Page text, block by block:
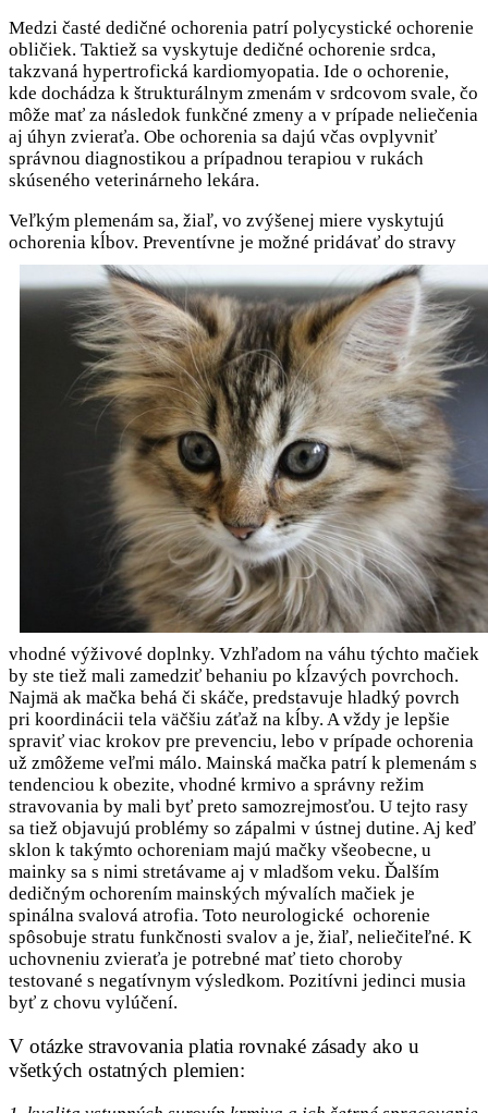
Medzi časté dedičné ochorenia patrí polycystické ochorenie
obličiek. Taktiež sa vyskytuje dedičné ochorenie srdca,
takzvaná hypertrofická kardiomyopatia. Ide o ochorenie,
kde dochádza k štrukturálnym zmenám v srdcovom svale, čo
môže mať za následok funkčné zmeny a v prípade neliečenia
aj úhyn zvieraťa. Obe ochorenia sa dajú včas ovplyvniť
správnou diagnostikou a prípadnou terapiou v rukách
skúseného veterinárneho lekára.
Veľkým plemenám sa, žiaľ, vo zvýšenej miere vyskytujú
ochorenia kĺbov. Preventívne je možné pridávať do stravy
vhodné výživové doplnky. Vzhľadom na váhu týchto mačiek
by ste tiež mali zamedziť behaniu po kĺzavých povrchoch.
Najmä ak mačka behá či skáče, predstavuje hladký povrch
pri koordinácii tela väčšiu záťaž na kĺby. A vždy je lepšie
spraviť viac krokov pre prevenciu, lebo v prípade ochorenia
už zmôžeme veľmi málo. Mainská mačka patrí k plemenám s
tendenciou k obezite, vhodné krmivo a správny režim
stravovania by mali byť preto samozrejmosťou. U tejto rasy
sa tiež objavujú problémy so zápalmi v ústnej dutine. Aj keď
sklon k takýmto ochoreniam majú mačky všeobecne, u
mainky sa s nimi stretávame aj v mladšom veku. Ďalším
dedičným ochorením mainských mývalích mačiek je
spinálna svalová atrofia. Toto neurologické ochorenie
spôsobuje stratu funkčnosti svalov a je, žiaľ, neliečiteľné. K
uchovneniu zvieraťa je potrebné mať tieto choroby
testované s negatívnym výsledkom. Pozitívni jedinci musia
byť z chovu vylúčení.
V otázke stravovania platia rovnaké zásady ako u
všetkých ostatných plemien: